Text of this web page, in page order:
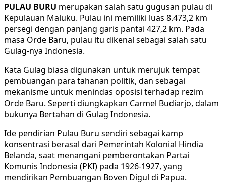
PULAU BURU merupakan salah satu gugusan pulau di
Kepulauan Maluku. Pulau ini memiliki luas 8.473,2 km
persegi dengan panjang garis pantai 427,2 km. Pada
masa Orde Baru, pulau itu dikenal sebagai salah satu
Gulag-nya Indonesia.
Kata Gulag biasa digunakan untuk merujuk tempat
pembuangan para tahanan politik, dan sebagai
mekanisme untuk menindas oposisi terhadap rezim
Orde Baru. Seperti diungkapkan Carmel Budiarjo, dalam
bukunya Bertahan di Gulag Indonesia.
Ide pendirian Pulau Buru sendiri sebagai kamp
konsentrasi berasal dari Pemerintah Kolonial Hindia
Belanda, saat menangani pemberontakan Partai
Komunis Indonesia (PKI) pada 1926-1927, yang
mendirikan Pembuangan Boven Digul di Papua.